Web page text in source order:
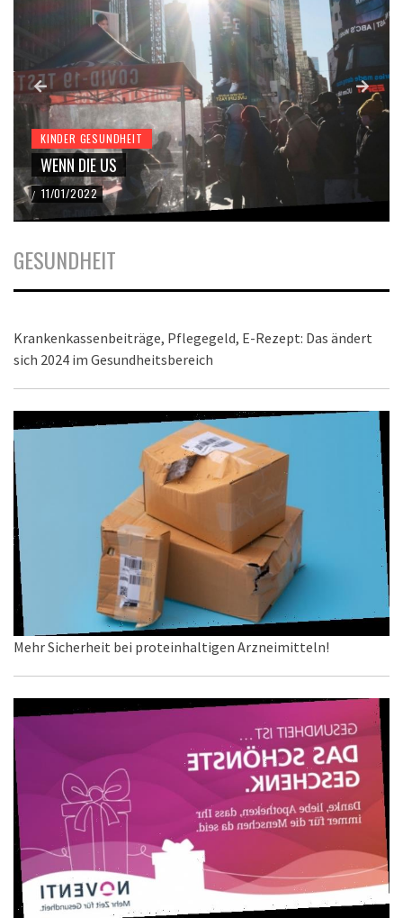
KINDER GESUNDHEIT
WENN DIE US
/ 11/01/2022
GESUNDHEIT
Krankenkassenbeiträge, Pflegegeld, E-Rezept: Das ändert
sich 2024 im Gesundheitsbereich
Mehr Sicherheit bei proteinhaltigen Arzneimitteln!